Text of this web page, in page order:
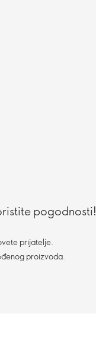
pogodnosti!
prijatelje.
proizvoda.